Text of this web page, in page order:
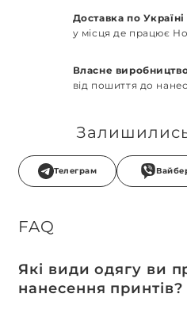
Доставка по Україні
у місця де працює
Власне
від пошиття до
Телеграм
FAQ
Які види одягу ви
нанесення принтів?